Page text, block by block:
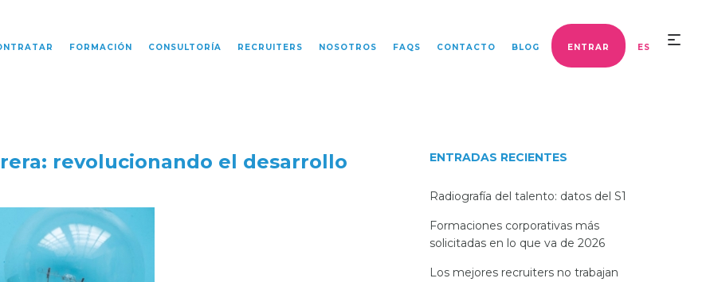
FORMACIÓN CONSULTORÍA RECRUITERS NOSOTROS FAQS CONTACTO BLOG ENTRAR ES
revolucionando el desarrollo
ENTRADAS RECIENTES
Radiografía del talento: datos del S1
Formaciones corporativas más
solicitadas en lo que va de 2026
Los mejores recruiters no trabajan